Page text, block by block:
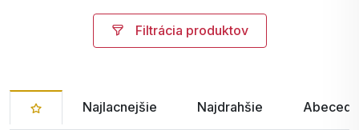
Filtrácia produktov
Najlacnejšie Najdrahšie